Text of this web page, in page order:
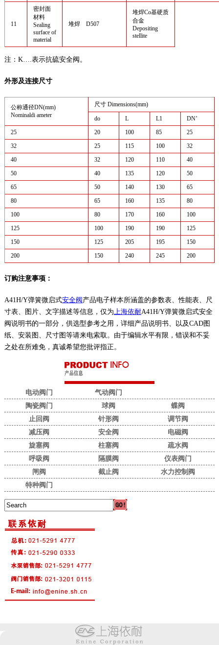
11
密封面
材料
Sealing
surface of
material
堆焊 D507
堆焊Co基硬质
合金
Depositing
stellite
注：K….表示抗硫安全阀。
外形及连接尺寸
公称通径DN(mm)
Nominaldi ameter
尺寸 Dimensions(mm)
do L L1
DN’
25
20 100 85
25
32
25 115 100
32
40
32 120 110
40
50
40 135 120
50
65
50 140 130
65
80
65 160 135
80
100
80 170 160
100
125
100 190 190
125
150
125 205 195
150
200
150 240 245 200
订购注意事项：
A41H/Y弹簧微启式安全阀 产品电子样本所涵盖的参数表、性能表、尺
寸表、图片、文字描述等信息，仅为 上海依耐A41H/Y弹簧微启式安全
阀说明书的一部分，供选型参考之用，详细产品说明书、以及CAD图
纸、安装图、尺寸图等请来电索取。由于编辑水平有限，错误和不妥
之处在所难免，真诚希望您批评指正。
电动阀门
气动阀门
陶瓷阀门
球阀
蝶阀
止回阀
针形阀
调节阀
减压阀
安全阀
电磁阀
旋塞阀
柱塞阀
疏水阀
呼吸阀
隔膜阀
仪表阀门
闸阀
截止阀
水力控制阀
特种阀门